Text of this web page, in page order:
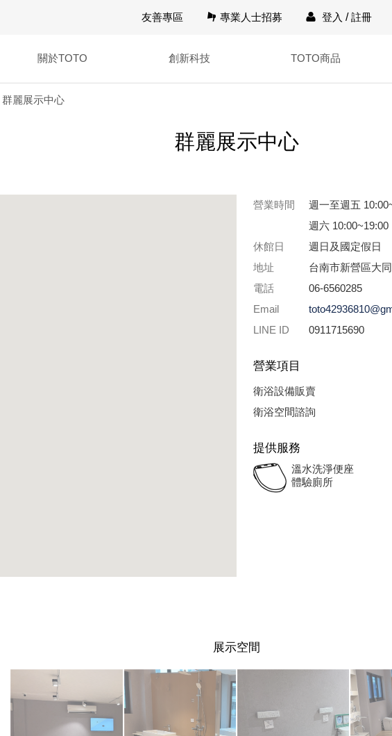
友善專區 專業人士招募 登入 /註冊
關於TOTO 創新科技 TOTO商品
群麗展示中心
群麗展示中心
營業時間
週一至週五
週六 10:00~19:00
休館日
週日及國定假日
地址
台南市新營區大
電話
06-6560285
Email
LINE ID
0911715690
營業項目
衛浴設備販賣
衛浴空間諮詢
提供服務
溫水洗淨便座
體驗廁所
展示空間